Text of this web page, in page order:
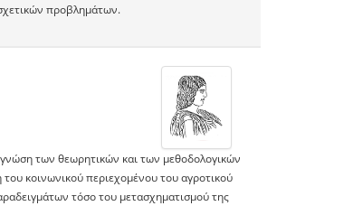
προβλημάτων.
των θεωρητικών και των μεθοδολογικών
κοινωνικού περιεχομένου του αγροτικού
τόσο του μετασχηματισμού της